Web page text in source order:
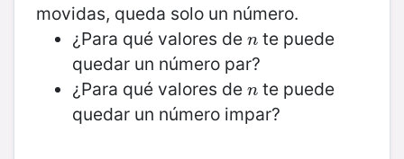
movidas, queda solo un número.
¿Para qué valores de n
n te puede
quedar un número par?
¿Para qué valores de n
n te puede
quedar un número impar?